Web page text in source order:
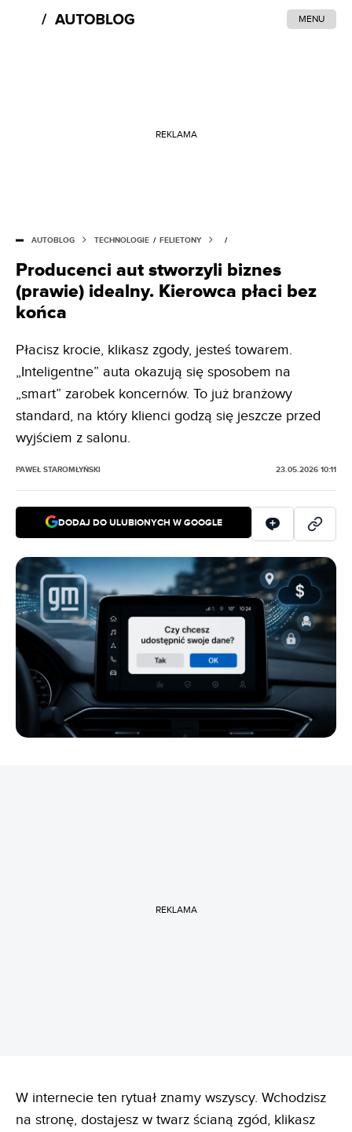
MENU
REKLAMA
AUTOBLOG TECHNOLOGIE / FELIETONY /
Producenci aut stworzyli biznes
(prawie) idealny. Kierowca płaci bez
końca
Płacisz krocie, klikasz zgody, jesteś towarem.
„Inteligentne” auta okazują się sposobem na
„smart” zarobek koncernów. To już branżowy
standard, na który klienci godzą się jeszcze przed
wyjściem z salonu.
PAWEŁ STAROMŁYŃSKI 23.05.2026 10:11
DODAJ DO ULUBIONYCH W GOOGLE
REKLAMA
W internecie ten rytuał znamy wszyscy. Wchodzisz
na stronę, dostajesz w twarz ścianą zgód, klikasz